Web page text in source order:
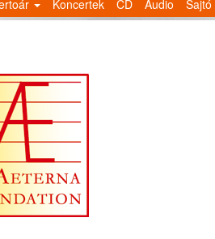
Koncertek CD Audio Sajtó